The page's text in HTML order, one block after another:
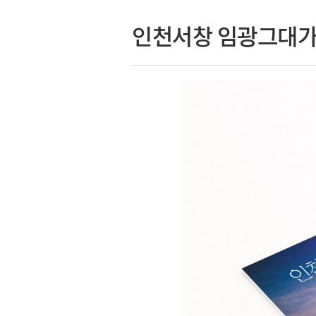
인천서창 임광그대